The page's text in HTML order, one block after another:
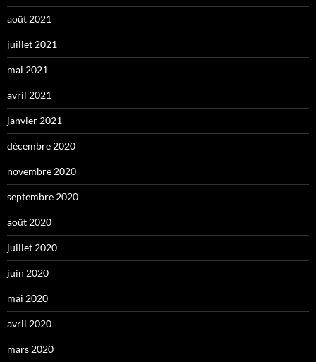
août 2021
juillet 2021
mai 2021
avril 2021
janvier 2021
décembre 2020
novembre 2020
septembre 2020
août 2020
juillet 2020
juin 2020
mai 2020
avril 2020
mars 2020